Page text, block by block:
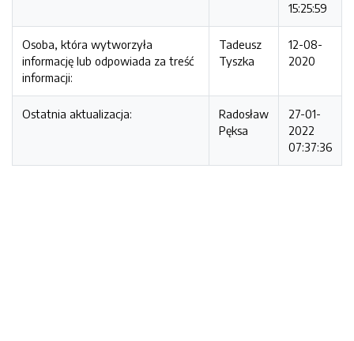
15:25:59
Osoba, która wytworzyła
informację lub odpowiada za treść
informacji:
Tadeusz
Tyszka
12-08-
2020
Ostatnia aktualizacja:
Radosław
Pęksa
27-01-
2022
07:37:36